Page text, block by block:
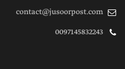
contact@jusoorpost.com
0097145832243